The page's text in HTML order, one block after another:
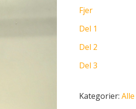
Fjer
Del 1
Del 2
Del 3
Kategorier: